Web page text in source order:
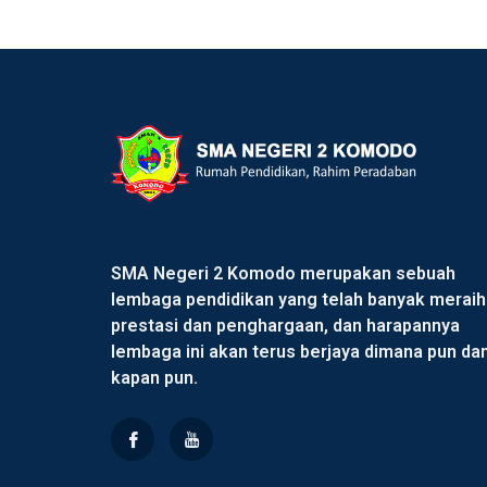
SMA Negeri 2 Komodo merupakan sebuah
lembaga pendidikan yang telah banyak meraih
prestasi dan penghargaan, dan harapannya
lembaga ini akan terus berjaya dimana pun
kapan pun.